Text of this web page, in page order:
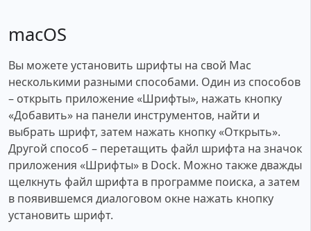
macOS
Вы можете установить шрифты на свой Mac
несколькими разными способами. Один из способов
– открыть приложение «Шрифты», нажать кнопку
«Добавить» на панели инструментов, найти и
выбрать шрифт, затем нажать кнопку «Открыть».
Другой способ – перетащить файл шрифта на значок
приложения «Шрифты» в Dock. Можно также дважды
щелкнуть файл шрифта в программе поиска, а затем
в появившемся диалоговом окне нажать кнопку
установить шрифт.